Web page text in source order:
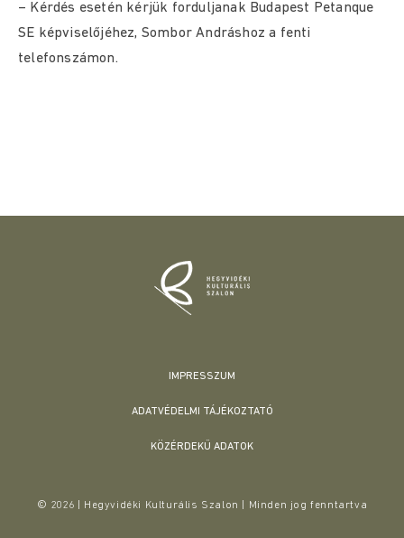
– Kérdés esetén kérjük forduljanak Budapest Petanque
SE képviselőjéhez, Sombor Andráshoz a fenti
telefonszámon.
IMPRESSZUM
ADATVÉDELMI TÁJÉKOZTATÓ
KÖZÉRDEKŰ ADATOK
© 2026 | Hegyvidéki Kulturális Szalon | Minden jog fenntartva